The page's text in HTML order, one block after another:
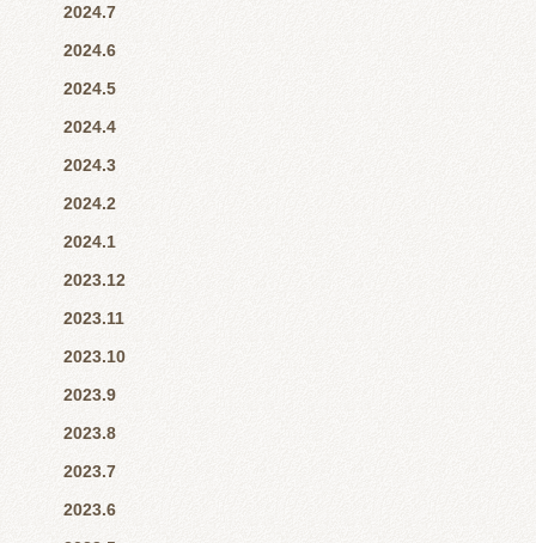
2024.7
2024.6
2024.5
2024.4
2024.3
2024.2
2024.1
2023.12
2023.11
2023.10
2023.9
2023.8
2023.7
2023.6